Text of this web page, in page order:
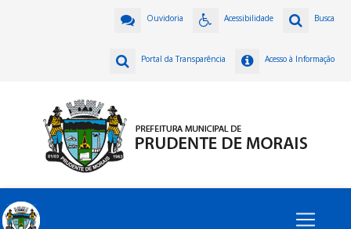
Busca
Acessibilidade
Ouvidoria
Acesso à Informação
Portal da Transparência